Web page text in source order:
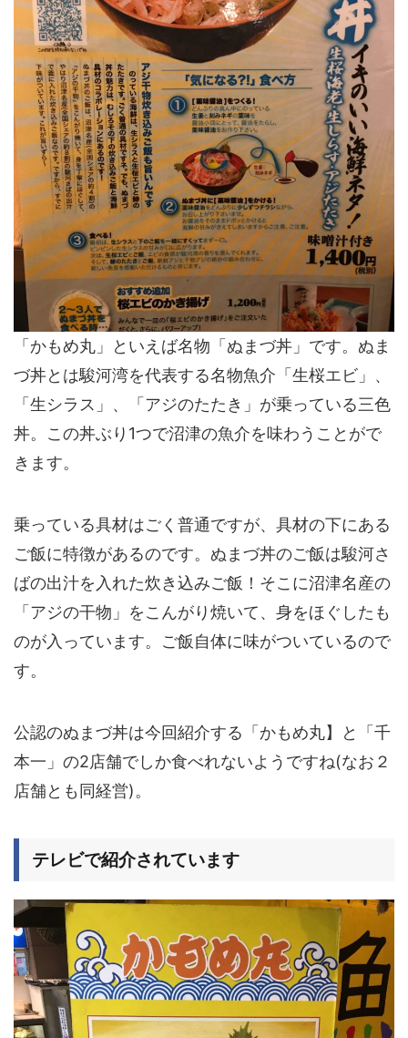
「かもめ丸」といえば名物「ぬまづ丼」です。 ぬま
づ丼とは駿河湾を代表する名物魚介「生桜エビ」、
「生シラス」、「アジのたたき」が乗っている三色
丼。この丼ぶり1つで沼津の魚介を味わうことがで
きます。
乗っている具材はごく普通ですが、具材の下にある
ご飯に特徴があるのです。ぬまづ丼のご飯は駿河さ
ばの出汁を入れた炊き込みご飯 ！そこに沼津名産の
「アジの干物」をこんがり焼いて、身をほぐしたも
のが入っています。ご飯自体に味がついているので
す。
公認のぬまづ丼は今回紹介する「かもめ丸】と「千
本一」の2店舗でしか食べれないようですね(なお２
店舗とも同経営)。
テレビで紹介されています